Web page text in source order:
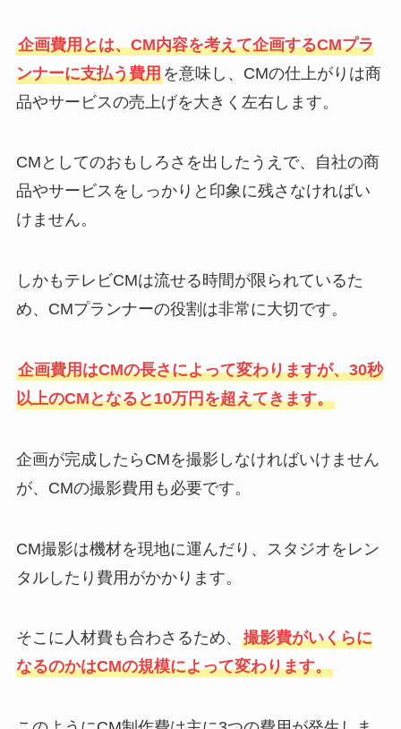
企画費用とは、CM内容を考えて企画するCMプラ
ンナーに支払う費用を意味し、CMの仕上がりは商
品やサービスの売上げを大きく左右します。
CMとしてのおもしろさを出したうえで、自社の商
品やサービスをしっかりと印象に残さなければい
けません。
しかもテレビCMは流せる時間が限られているた
め、CMプランナーの役割は非常に大切です。
企画費用はCMの長さによって変わりますが、30秒
以上のCMとなると10万円を超えてきます。
企画が完成したらCMを撮影しなければいけません
が、CMの撮影費用も必要です。
CM撮影は機材を現地に運んだり、スタジオをレン
タルしたり費用がかかります。
そこに人材費も合わさるため、 撮影費がいくらに
なるのかはCMの規模によって変わります。